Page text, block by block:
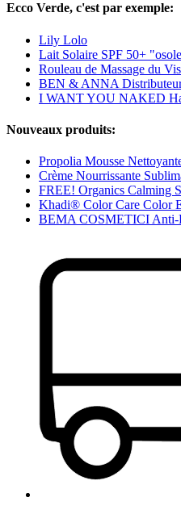
Ecco Verde, c'est par exemple:
Lily Lolo
Lait Solaire SPF 50+
Rouleau de Massage du
BEN & ANNA
I WANT YOU NAKED
Nouveaux produits:
Propolia Mousse
Crème Nourrissante
FREE! Organics Calming
Khadi® Color Care Color
BEMA COSMETICI Anti-